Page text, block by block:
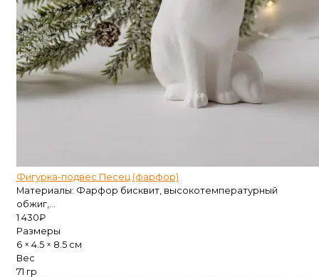
Фигурка-подвес Песец (фарфор)
Материалы: Фарфор бисквит, высокотемпературный
обжиг,...
1 430₽
Размеры
6 × 4.5 × 8.5 см
Вес
71 гр